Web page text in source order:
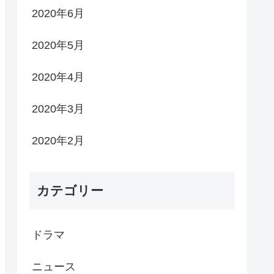
2020年6月
2020年5月
2020年4月
2020年3月
2020年2月
カテゴリー
ドラマ
ニュース